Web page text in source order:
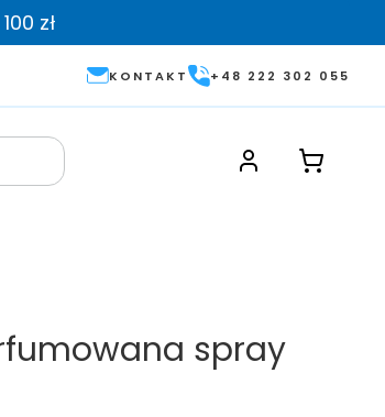
zł
KONTAKT +48 222 302 055
spray